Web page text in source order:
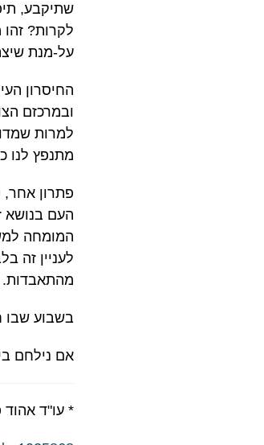
שתיקבע,
לקרות?
על-מנת
החיסרון
ובמרכזם
מתנפץ לנו
פתרון
העם בנושא
המומחה
לעניין זה
מהתאבדות.
בשבוע שבו
אם נילחם
* עו"ד אהוד